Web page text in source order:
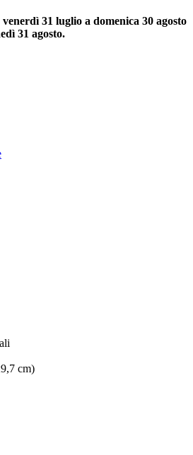
31 luglio a domenica 30 agosto
31 agosto.
cm)